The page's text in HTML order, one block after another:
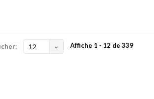
12 Affiche 1 - 12 de 339